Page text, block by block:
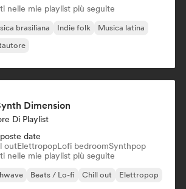
nelle mie playlist più seguite
brasiliana Indie folk
Musica latina
Dimension
Di Playlist
date
outElettropopLofi bedroomSynthpop
nelle mie playlist più seguite
Beats / Lo-fi Chill out
Elettropop